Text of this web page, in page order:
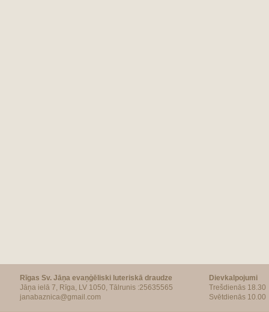
Rīgas Sv. Jāņa evaņģēliski luteriskā draudze
Jāņa ielā 7, Rīga, LV 1050, Tālrunis :25635565
janabaznica@gmail.com
Dievkalpojumi
Trešdienās 18.30
Svētdienās 10.00